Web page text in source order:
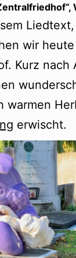
wir
Kurz nach
warmen
erwischt.